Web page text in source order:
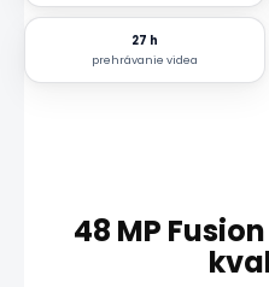
27 h
prehrávanie videa
48 MP